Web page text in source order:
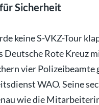
Sicherheit
keine S-VKZ-Tour
Deutsche Rote Kreuz
vier Polizeibeamte
WAO. Seine
wie die